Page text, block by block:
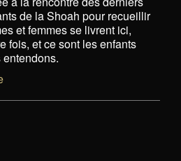
de la Shoah pour recueillir
et femmes se livrent ici,
fois, et ce sont les enfants
entendons.